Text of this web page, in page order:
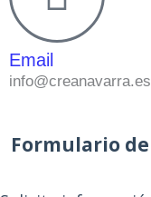
Email
info@creanavarra.es